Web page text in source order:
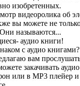
изобретенных.
видеоролика об
вы можете не
называются...
аудио книги!
с аудио книгами?
вам
закачивать
или в MP3 плейер